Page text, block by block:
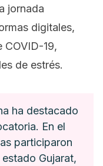
jornada
digitales,
COVID-19,
de estrés.
ha destacado
En el
participaron
Gujarat,